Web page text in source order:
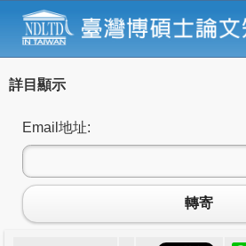
詳目顯示
Email地址:
轉寄